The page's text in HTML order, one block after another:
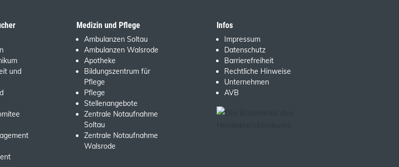
und
Medizin und Pflege
Ambulanzen Soltau
Ambulanzen Walsrode
Apotheke
Bildungszentrum für
Pflege
Pflege
Stellenangebote
Zentrale Notaufnahme
Soltau
Zentrale Notaufnahme
Walsrode
Infos
Impressum
Datenschutz
Barrierefreiheit
Rechtliche Hinweise
Unternehmen
AVB